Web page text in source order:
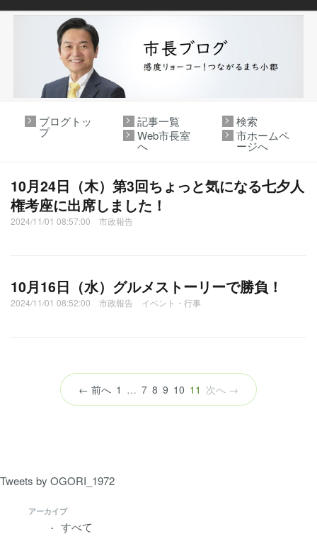
ブログトッ
プ
記事一覧
検索
Web市長室
へ
市ホームペ
ージへ
Tweets by OGORI_1972
アーカイブ
すべて
10月24日（木）第3回ちょっと気になる七夕人
権考座に出席しました！
2024/11/01 08:57:00 市政報告
10月16日（水）グルメストーリーで勝負！
2024/11/01 08:52:00 市政報告 イベント・行事
← 前へ 1 … 7 8 9 10 11 （こ
の
次へ →